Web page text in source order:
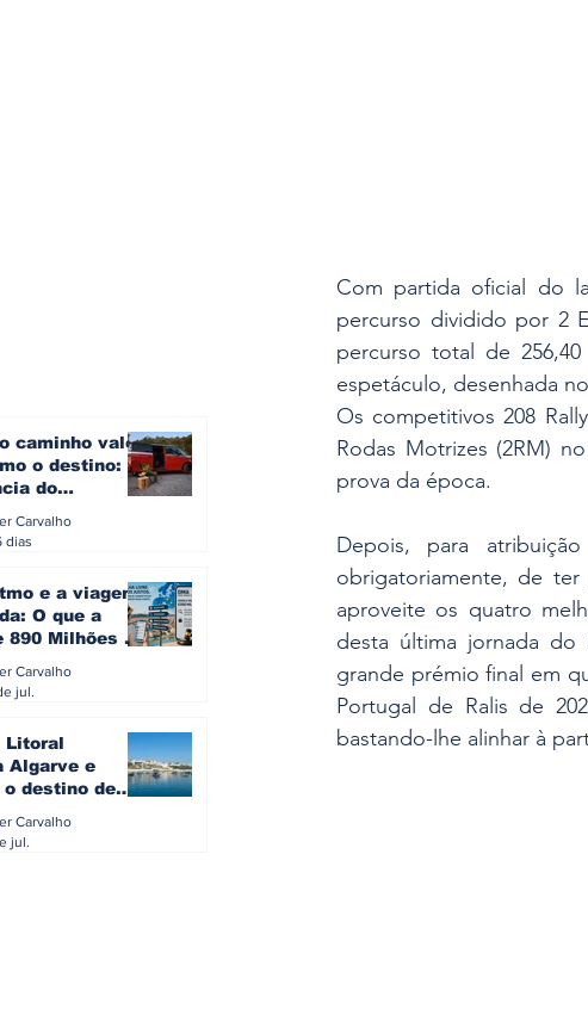
Com partida oficial do
percurso dividido por 2
percurso total de
espetáculo, desenhada
Os competitivos 208
Rodas Motrizes (2RM)
prova da época.
Depois, para
obrigatoriamente, de
aproveite os quatro
desta última jornada
grande prémio final em
Portugal de Ralis de
bastando-lhe alinhar à
caminho vale
o destino: a
do
europeu
Carvalho
dias
e a viagem
O que a
890 Milhões à
do turista na
Carvalho
jul.
Litoral
Algarve e
o destino de
Carvalho
jul.